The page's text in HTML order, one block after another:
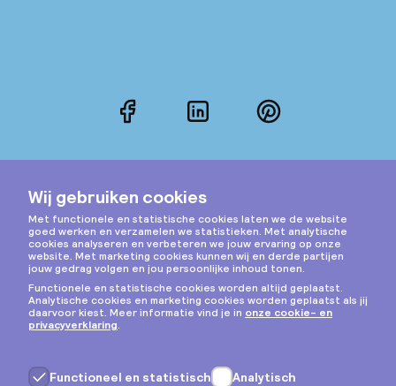
FacebookLinkedInPinterest
Instagram
Privacy & cookies
Algemene voorwaarden